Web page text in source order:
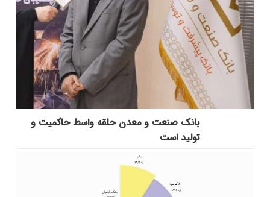
بانك صنعت و معدن حلقه واسط حاكمیت و
تولید است